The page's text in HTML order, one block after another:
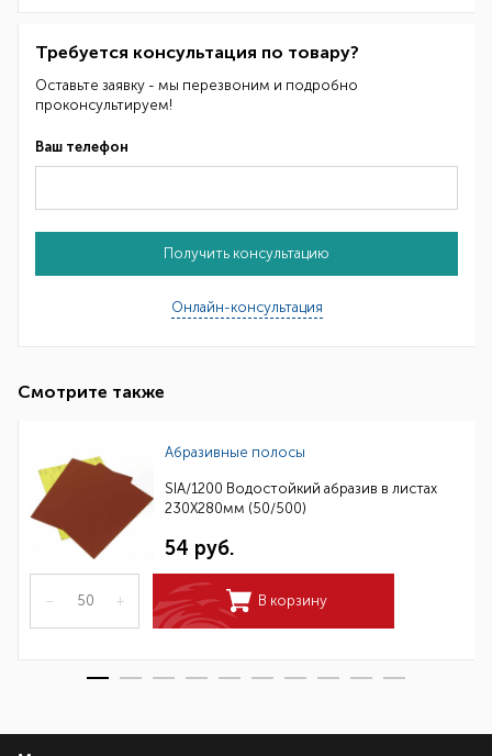
Требуется консультация по товару?
Оставьте заявку - мы перезвоним и подробно
проконсультируем!
Ваш телефон
Получить консультацию
Онлайн-консультация
Смотрите также
Абразивные полосы
SIA/1200 Водостойкий абразив в листах
230Х280мм (50/500)
54 руб.
– + В корзину